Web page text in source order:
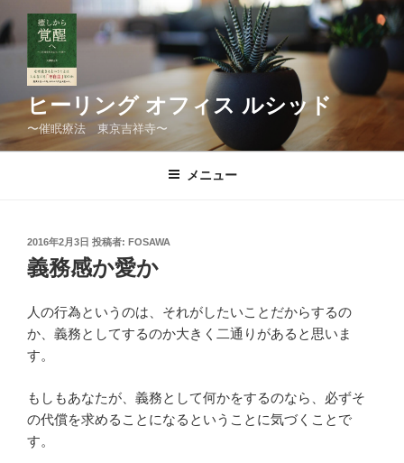
ン
テ
へ
ス
ヒーリング オフィス ルシッド
〜催眠療法 東京吉祥寺〜
メニュー
投
稿
日:
2016年2月3日 投稿者: FOSAWA
義務感か愛か
人の行為というのは、それがしたいことだからするの
か、義務としてするのか大きく二通りがあると思いま
す。
もしもあなたが、義務として何かをするのなら、必ずそ
の代償を求めることになるということに気づくことで
す。